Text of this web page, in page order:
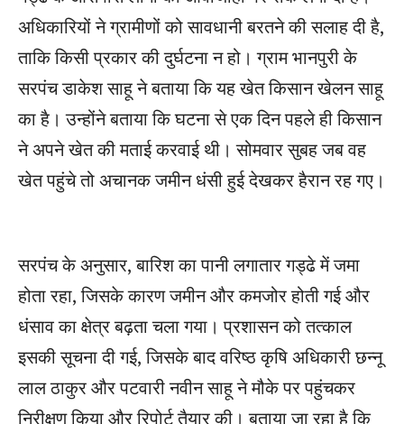
अधिकारियों ने ग्रामीणों को सावधानी बरतने की सलाह दी है,
ताकि किसी प्रकार की दुर्घटना न हो। ग्राम भानपुरी के
सरपंच डाकेश साहू ने बताया कि यह खेत किसान खेलन साहू
का है। उन्होंने बताया कि घटना से एक दिन पहले ही किसान
ने अपने खेत की मताई करवाई थी। सोमवार सुबह जब वह
खेत पहुंचे तो अचानक जमीन धंसी हुई देखकर हैरान रह गए।
सरपंच के अनुसार, बारिश का पानी लगातार गड्ढे में जमा
होता रहा, जिसके कारण जमीन और कमजोर होती गई और
धंसाव का क्षेत्र बढ़ता चला गया। प्रशासन को तत्काल
इसकी सूचना दी गई, जिसके बाद वरिष्ठ कृषि अधिकारी छन्नू
लाल ठाकुर और पटवारी नवीन साहू ने मौके पर पहुंचकर
निरीक्षण किया और रिपोर्ट तैयार की। बताया जा रहा है कि